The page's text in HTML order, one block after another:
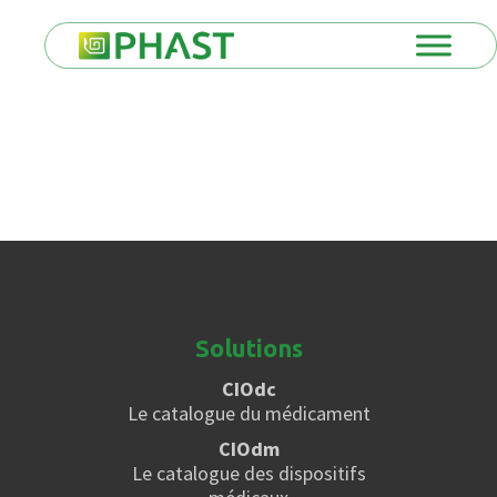
Solutions
CIOdc
Le catalogue du médicament
CIOdm
Le catalogue des dispositifs